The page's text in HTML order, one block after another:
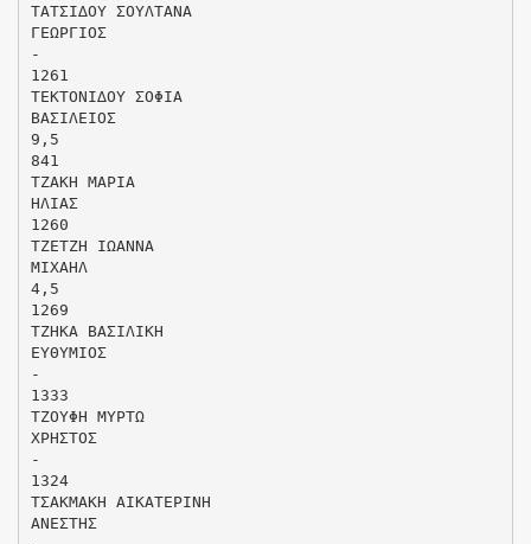
ΤΑΤΣΙ∆ΟΥ ΣΟΥΛΤΑΝΑ
ΓΕΩΡΓΙΟΣ
-
1261
ΤΕΚΤΟΝΙ∆ΟΥ ΣΟΦΙΑ
ΒΑΣΙΛΕΙΟΣ
9,5
841
ΤΖΑΚΗ ΜΑΡΙΑ
ΗΛΙΑΣ
1260
ΤΖΕΤΖΗ ΙΩΑΝΝΑ
ΜΙΧΑΗΛ
4,5
1269
ΤΖΗΚΑ ΒΑΣΙΛΙΚΗ
ΕΥΘΥΜΙΟΣ
-
1333
ΤΖΟΥΦΗ ΜΥΡΤΩ
ΧΡΗΣΤΟΣ
-
1324
ΤΣΑΚΜΑΚΗ ΑΙΚΑΤΕΡΙΝΗ
ΑΝΕΣΤΗΣ